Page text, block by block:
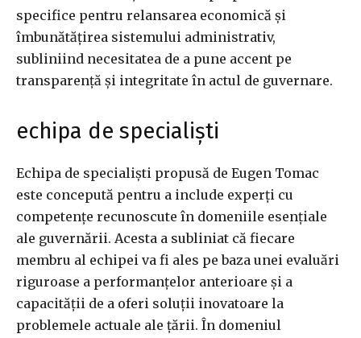
specifice pentru relansarea economică și
îmbunătățirea sistemului administrativ,
subliniind necesitatea de a pune accent pe
transparență și integritate în actul de guvernare.
echipa de specialiști
Echipa de specialiști propusă de Eugen Tomac
este concepută pentru a include experți cu
competențe recunoscute în domeniile esențiale
ale guvernării. Acesta a subliniat că fiecare
membru al echipei va fi ales pe baza unei evaluări
riguroase a performanțelor anterioare și a
capacității de a oferi soluții inovatoare la
problemele actuale ale țării. În domeniul